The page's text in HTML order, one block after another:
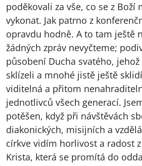
poděkovali za vše, co se z
vykonat. Jak patrno z
opravdu hodně. A to tam ještě
žádných zpráv nevyčteme;
působení Ducha svatého,
sklízeli a mnohé jistě ještě
viditelná a přitom
jednotlivců všech generací.
potěšen, když při návštěvách
diakonických, misijních a
církve vidím horlivost a radost z
Krista, která se promítá do